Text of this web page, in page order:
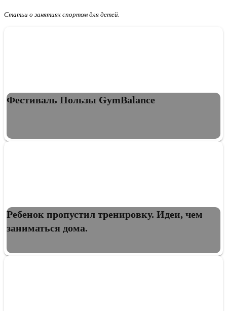
Статьи о занятиях спортом для детей.
Фестиваль Пользы GymBalance
Ребенок пропустил тренировку. Идеи, чем
заниматься дома.